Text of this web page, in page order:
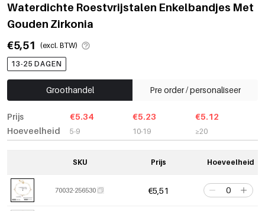
Waterdichte Roestvrijstalen Enkelbandjes Met
Gouden Zirkonia
€5,51
(excl. BTW)
13-25 DAGEN
Groothandel Pre order / personaliseer
Prijs
Hoeveelheid
€5.34
5-9
€5.23
10-19
€5.12
≥20
SKU Prijs Hoeveelheid
70032-256530 €5,51